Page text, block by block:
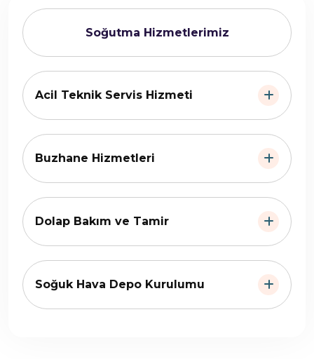
Soğutma Hizmetlerimiz
Acil Teknik Servis Hizmeti
Buzhane Hizmetleri
Dolap Bakım ve Tamir
Soğuk Hava Depo Kurulumu